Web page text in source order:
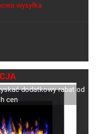
wysyłka
dodatkowy rabat od
cen